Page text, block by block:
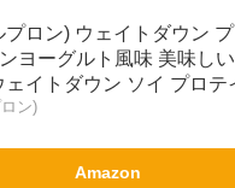
ロン) ウェイトダウン
ヨーグルト風味 美味し
ェイトダウン ソイ プロテ
ン)
Amazon